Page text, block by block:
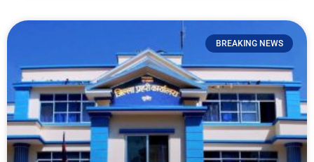
BREAKING NEWS